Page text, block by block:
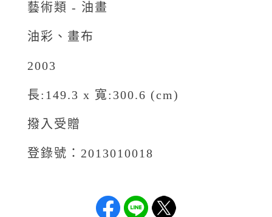
藝術類 - 油畫
油彩、畫布
2003
長:149.3 x 寬:300.6 (cm)
撥入受贈
登錄號：2013010018